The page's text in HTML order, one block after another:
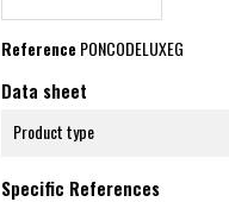
ReferencePONCODELUXEG
Data sheet
Product type
Specific References